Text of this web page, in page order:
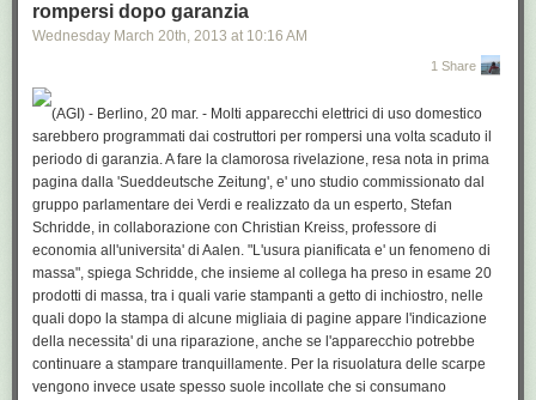
di messaggi simbolici che, nei prossimi tre giorni, verranno lanciati al
mondo; per mostrare che Obama, come ha detto Netanyahu, da' il suo
qualsiasi minaccia". Qualche ora piu' tardi, a conferma del legame tra i
due Paesi, nella residenza ufficiale di Peres a Gerusalemme, Obama ha
piantato l'albero di magnolia portato come regalo e trasferito
direttamente dai giardini della Casa Bianca. (AGI) .
Vai sul sito di AGI.it
rompersi dopo garanzia
Wednesday March 20th, 2013 at 10:16 AM
1 Share
(AGI) - Berlino, 20 mar. - Molti apparecchi elettrici di uso domestico
sarebbero programmati dai costruttori per rompersi una volta scaduto il
periodo di garanzia. A fare la clamorosa rivelazione, resa nota in prima
pagina dalla 'Sueddeutsche Zeitung', e' uno studio commissionato dal
gruppo parlamentare dei Verdi e realizzato da un esperto, Stefan
Schridde, in collaborazione con Christian Kreiss, professore di
economia all'universita' di Aalen. "L'usura pianificata e' un fenomeno di
massa", spiega Schridde, che insieme al collega ha preso in esame 20
prodotti di massa, tra i quali varie stampanti a getto di inchiostro, nelle
quali dopo la stampa di alcune migliaia di pagine appare l'indicazione
della necessita' di una riparazione, anche se l'apparecchio potrebbe
continuare a stampare tranquillamente. Per la risuolatura delle scarpe
vengono invece usate spesso suole incollate che si consumano